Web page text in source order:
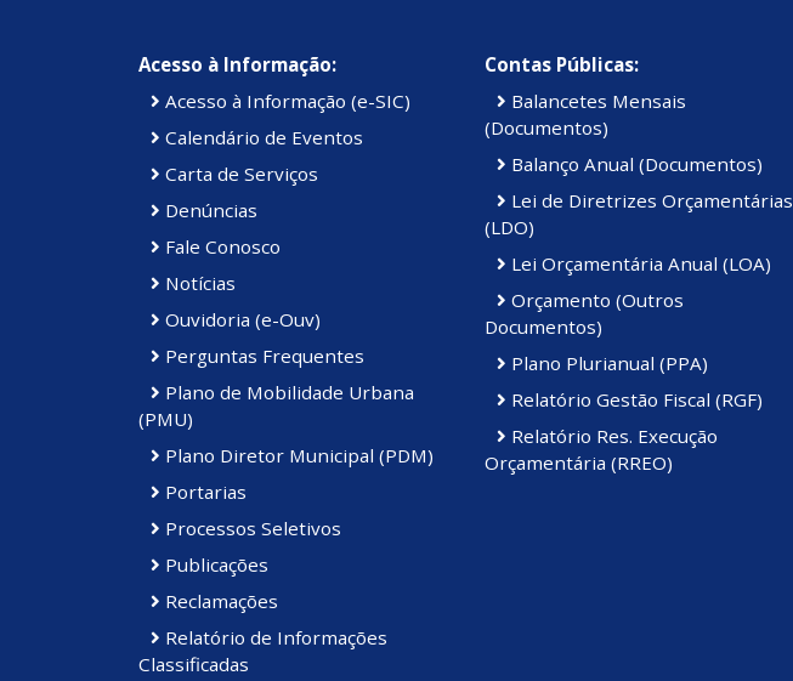
Acesso à Informação:
Acesso à Informação (e-SIC)
Calendário de Eventos
Carta de Serviços
Denúncias
Fale Conosco
Notícias
Ouvidoria (e-Ouv)
Perguntas Frequentes
Plano de Mobilidade Urbana
(PMU)
Plano Diretor Municipal (PDM)
Portarias
Processos Seletivos
Publicações
Reclamações
Relatório de Informações
Classificadas
Contas Públicas:
Balancetes Mensais
(Documentos)
Balanço Anual (Documentos)
Lei de Diretrizes Orçamentárias
(LDO)
Lei Orçamentária Anual (LOA)
Orçamento (Outros
Documentos)
Plano Plurianual (PPA)
Relatório Gestão Fiscal (RGF)
Relatório Res. Execução
Orçamentária (RREO)